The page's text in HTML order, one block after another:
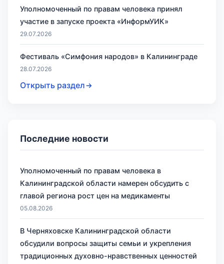
Уполномоченный по правам человека принял
участие в запуске проекта «ИнформУИК»
29.07.2026
Фестиваль «Симфония народов» в Калининграде
28.07.2026
Открыть раздел
Последние новости
Уполномоченный по правам человека в
Калининградской области намерен обсудить с
главой региона рост цен на медикаменты
05.08.2026
В Черняховске Калининградской области
обсудили вопросы защиты семьи и укрепления
традиционных духовно-нравственных ценностей